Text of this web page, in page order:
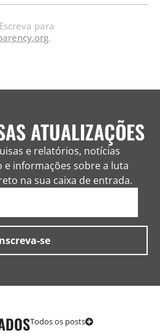
para
.
ATUALIZAÇÕES
e relatórios, notícias
e informações sobre a luta
na sua caixa de entrada.
Todos os posts